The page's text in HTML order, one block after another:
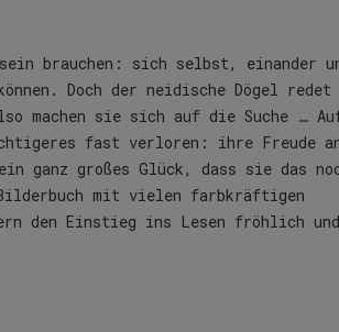
brauchen: sich selbst, einander
Doch der neidische Dögel redet
machen sie sich auf die Suche …
fast verloren: ihre Freude
ganz großes Glück, dass sie das
mit vielen farbkräftigen
den Einstieg ins Lesen fröhlich und